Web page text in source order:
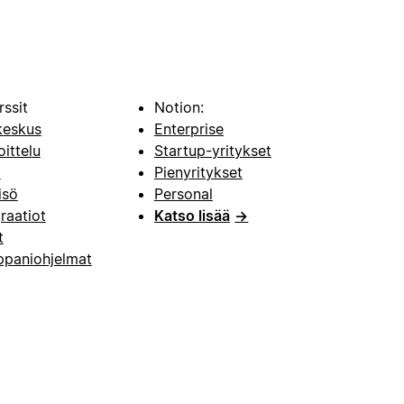
Notion:
Enterprise
Startup-yritykset
Pienyritykset
Personal
Katso lisää →